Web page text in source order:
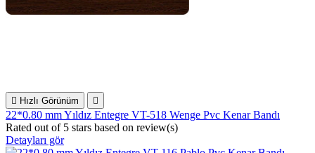
 Hızlı Görünüm 
22*0.80 mm Yıldız Entegre VT-518 Wenge Pvc Kenar Bandı
Rated out of 5 stars based on review(s)
Detayları gör